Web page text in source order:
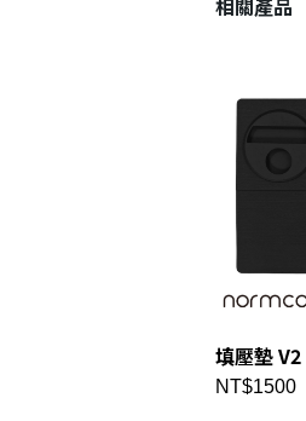
相關產品
填壓墊
NT$1500